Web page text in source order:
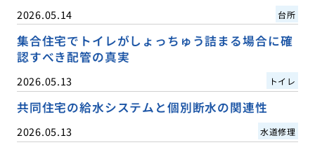
2026.05.14 台所
集合住宅でトイレがしょっちゅう詰まる場合に確
認すべき配管の真実
2026.05.13 トイレ
共同住宅の給水システムと個別断水の関連性
2026.05.13 水道修理